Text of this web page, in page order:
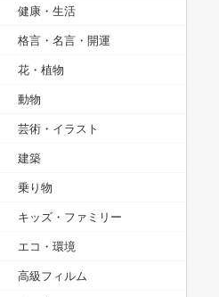
健康・生活
格言・名言・開運
花・植物
動物
芸術・イラスト
建築
乗り物
キッズ・ファミリー
エコ・環境
高級フィルム